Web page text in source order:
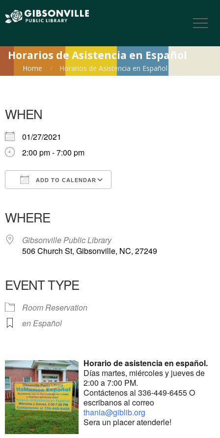
Horarios de Asistencia en Español
Home Horarios de Asistencia en Español
WHEN
01/27/2021
2:00 pm - 7:00 pm
ADD TO CALENDAR
WHERE
Gibsonville Public Library
506 Church St, Gibsonville, NC, 27249
EVENT TYPE
Room Reservation
en Español
Horario de asistencia en español.
Días martes, miércoles y jueves de
2:00 a 7:00 PM.
Contáctenos al 336-449-6455 O
escribanos al correo
thania@giblib.org
Sera un placer atenderle!